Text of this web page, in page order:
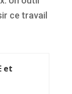
ce travail
et